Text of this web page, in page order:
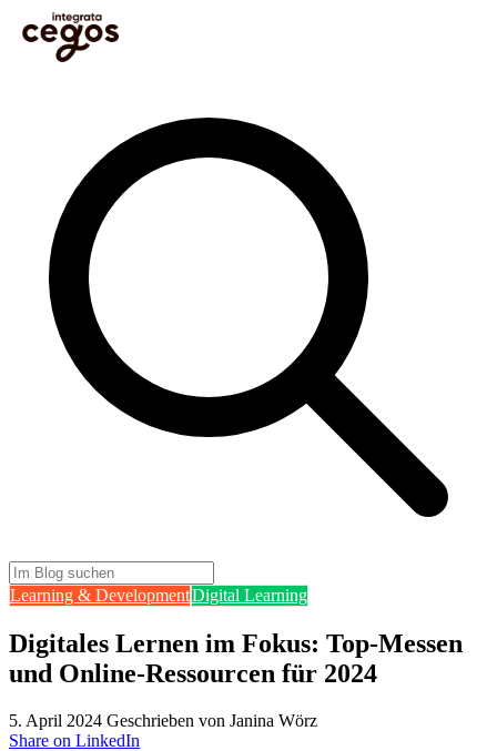
Skip to main content
Sie sind hier:Startseite
Lernen im Fokus: Top-Messen und Online-Ressourcen für 2024
Im Blog suchen
Learning & DevelopmentDigital Learning
Digitales Lernen im Fokus: Top-Messen
und Online-Ressourcen für 2024
5. April 2024 Geschrieben von Janina Wörz
Share on LinkedIn